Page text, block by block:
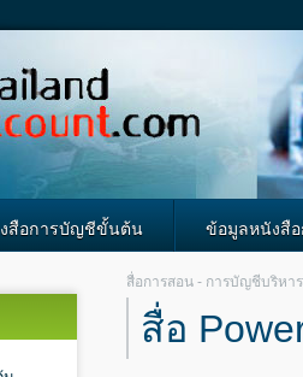
สือการบัญชีขั้นต้น ข้อมูลหนังสื
สื่อ
สื่อการสอน - การบัญชีบริหาร